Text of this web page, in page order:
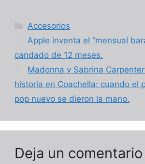
Categorías
Accesorios
Apple inventa el “mensual
candado de 12 meses.
Madonna y Sabrina
historia en Coachella: cuando el
pop nuevo se dieron la mano.
Deja un comentario